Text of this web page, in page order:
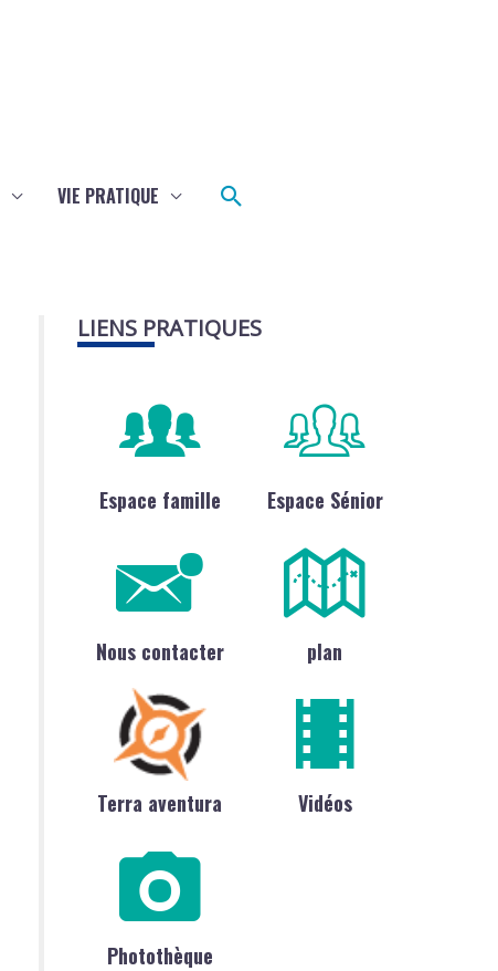
VIE PRATIQUE Rechercher
LIENS PRATIQUES
Espace famille Espace Sénior
Nous contacter plan
Terra aventura Vidéos
Photothèque